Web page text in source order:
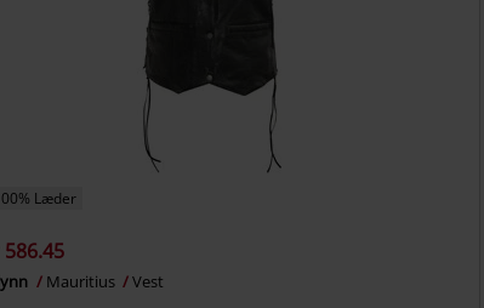
Læder
586.45
Mauritius Vest